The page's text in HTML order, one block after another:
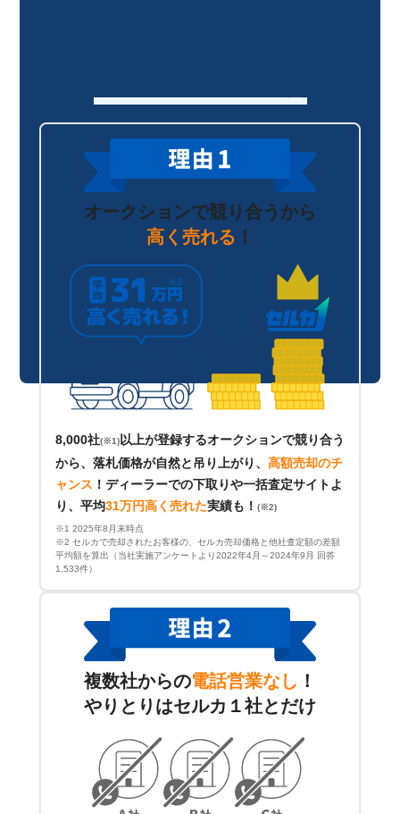
オークションで競り合うから
高く売れる ！
8,000社(※1) 以上が登録するオークションで競り合う
から、落札価格が自然と吊り上がり、 高額売却のチ
ャンス ！ ディーラーでの下取りや一括査定サイトよ
り、平均31万円高く売れた実績も！ (※2)
※1 2025年8月末時点
※2 セルカで売却されたお客様の、セルカ売却価格と他社査定額の差額
平均額を算出（当社実施アンケートより2022年4月～2024年9月 回答
1,533件）
複数社からの電話営業なし ！
やりとりはセルカ１社とだけ